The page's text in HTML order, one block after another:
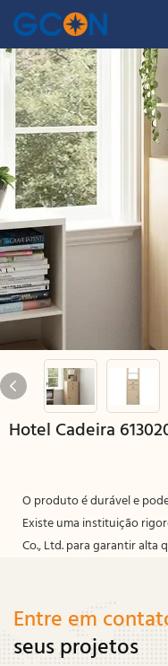
Hotel Cadeira
O produto é durável e
Existe uma instituição
Co., Ltd. para garantir alta
Entre em
seus projetos